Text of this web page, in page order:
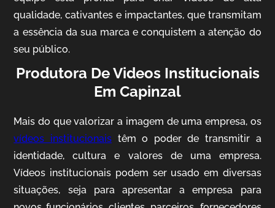
Mosaic
qualidade, cativantes e impactantes, que transmitam
a essência da sua marca e conquistem a atenção do
seu público.
Produtora De Videos Institucionais
Em Capinzal
Mais do que valorizar a imagem de uma empresa, os
vídeos institucionais têm o poder de transmitir a
identidade, cultura e valores de uma empresa.
Vídeos institucionais podem ser usado em diversas
situações, seja para apresentar a empresa para